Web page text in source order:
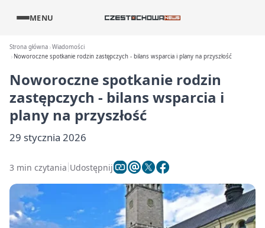
MENU
Strona główna Wiadomości
Noworoczne spotkanie rodzin zastępczych - bilans wsparcia i plany na przyszłość
Noworoczne spotkanie rodzin
zastępczych - bilans wsparcia i
plany na przyszłość
29 stycznia 2026
3 min czytania Udostępnij